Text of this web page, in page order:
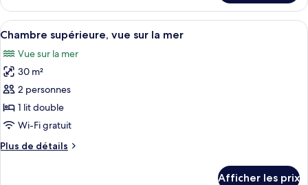
vue
sur
mer
Chambre
Deluxe,
vue
la
mer
Afficher
toutes
les
photos
pour
ce
type
chambre :
Une chambre d’hôtel avec un lit, un
3
Chambre supérieure, vue sur la mer
Vue sur la mer
30 m²
2 personnes
1 lit double
Wi-Fi gratuit
Plus de détails
Plus
Afficher les prix